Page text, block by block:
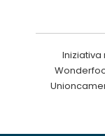
Iniziativa